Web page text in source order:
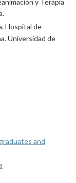
Hospital de
Universidad de
and